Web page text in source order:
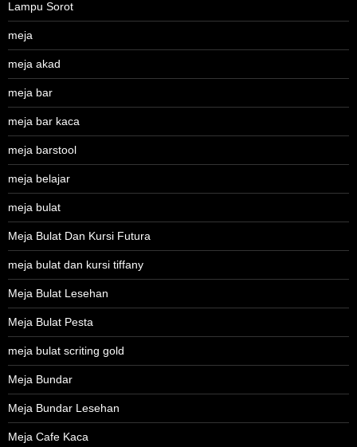
Lampu Sorot
meja
meja akad
meja bar
meja bar kaca
meja barstool
meja belajar
meja bulat
Meja Bulat Dan Kursi Futura
meja bulat dan kursi tiffany
Meja Bulat Lesehan
Meja Bulat Pesta
meja bulat scriting gold
Meja Bundar
Meja Bundar Lesehan
Meja Cafe Kaca